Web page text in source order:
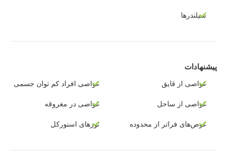
سیلندرها
پیشنهادات
غواصی از قایق غواصی افراد کم توان جسمی
غواصی از ساحل غواصی در مغروقه
غوص‌های فراتر از محدوده تورهای اسنورکل